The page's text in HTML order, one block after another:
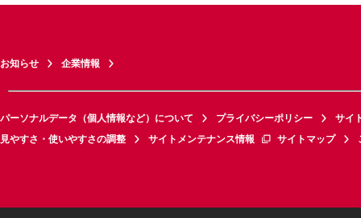
お知らせ 企業情報
パーソナルデータ（個人情報など）について プライバシーポリシー
サイ
見やすさ・使いやすさの調整
サイトメンテナンス情報 サイトマップ